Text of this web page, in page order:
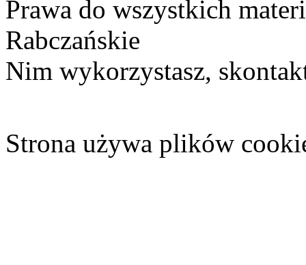
Prawa do wszystkich
Rabczańskie
Nim wykorzystasz,
Strona używa plików